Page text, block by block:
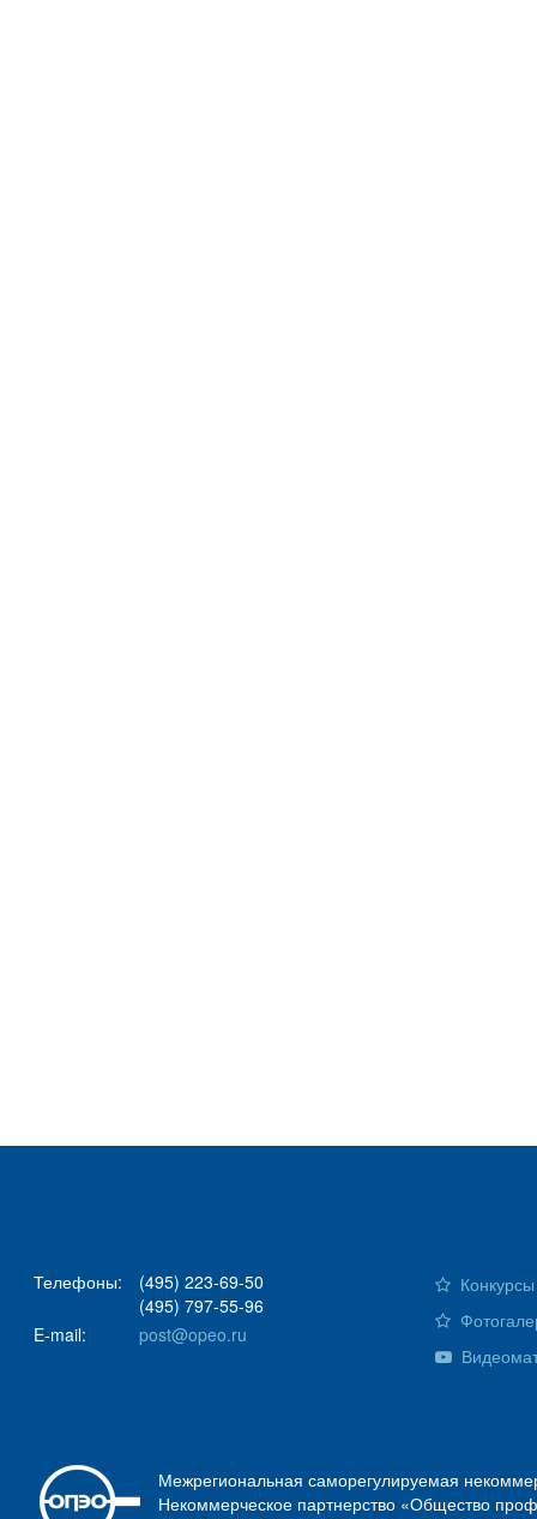
Телефоны:
(495) 223-69-50
(495) 797-55-96
E-mail:
post@opeo.ru
Межрегиональная саморегулируемая
Некоммерческое партнерство «Общество